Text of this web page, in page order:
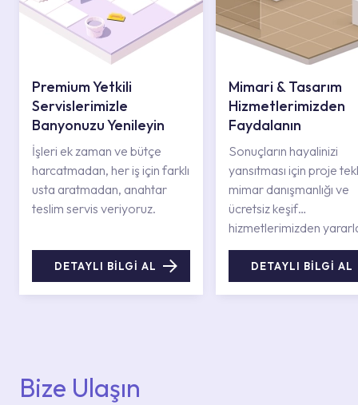
Premium Yetkili
Servislerimizle
Banyonuzu Yenileyin
İşleri ek zaman ve bütçe
harcatmadan, her iş için farklı
usta aratmadan, anahtar
teslim servis veriyoruz.
DETAYLI BİLGİ AL
Mimari & Tasarım
Hizmetlerimizden
Faydalanın
Sonuçların hayalinizi
yansıtması için proje
mimar danışmanlığı ve
ücretsiz keşif
hizmetlerimizden
DETAYLI BİLGİ AL
Bize Ulaşın